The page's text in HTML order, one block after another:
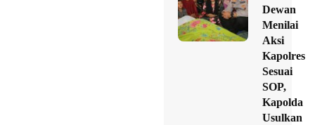
Dewan
Menilai
Aksi
Kapolres
Sesuai
SOP,
Kapolda
Usulkan